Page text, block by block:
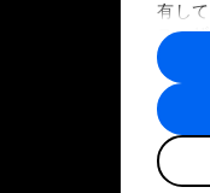
有し
ユー
報や
に収
トナ
す。